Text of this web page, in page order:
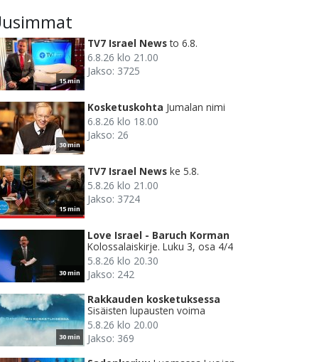
15 min
TV7 Israel News to 6.8.
6.8.26 klo 21.00
Jakso: 3725
30 min
Kosketuskohta Jumalan nimi
6.8.26 klo 18.00
Jakso: 26
15 min
TV7 Israel News ke 5.8.
5.8.26 klo 21.00
Jakso: 3724
30 min
Love Israel - Baruch Korman
Kolossalaiskirje. Luku 3, osa 4/4
5.8.26 klo 20.30
Jakso: 242
30 min
Rakkauden kosketuksessa
Sisäisten lupausten voima
5.8.26 klo 20.00
Jakso: 369